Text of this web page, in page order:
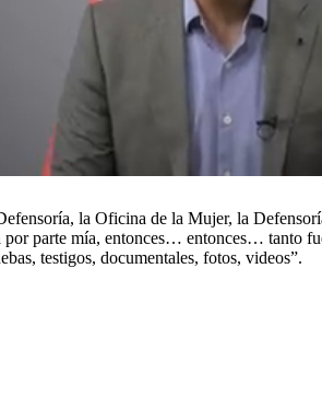
la Oficina de la Mujer, la
parte mía, entonces… entonces… tanto
testigos, documentales, fotos, videos”.